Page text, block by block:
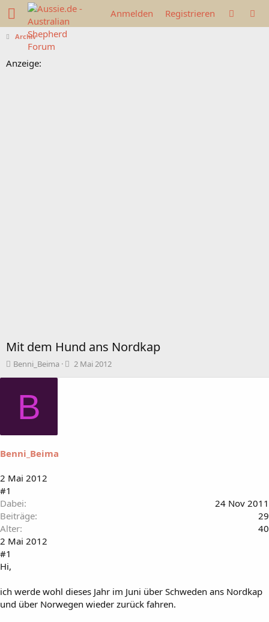
Anmelden Registrieren
Archiv
Anzeige:
Mit dem Hund ans Nordkap
T
m
t
r
e
Benni_Beima
B
2 Mai 2012
B
Benni_Beima
2 Mai 2012
#1
Dabei
24 Nov 2011
Beiträge
29
Alter
40
2 Mai 2012
#1
Hi,
ich werde wohl dieses Jahr im Juni über Schweden ans Nordkap
und über Norwegen wieder zurück fahren.